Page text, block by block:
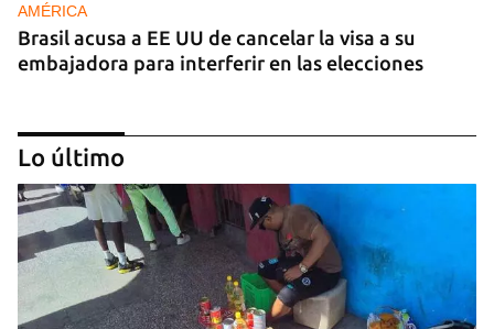
AMÉRICA
Brasil acusa a EE UU de cancelar la visa a su
embajadora para interferir en las elecciones
Lo último